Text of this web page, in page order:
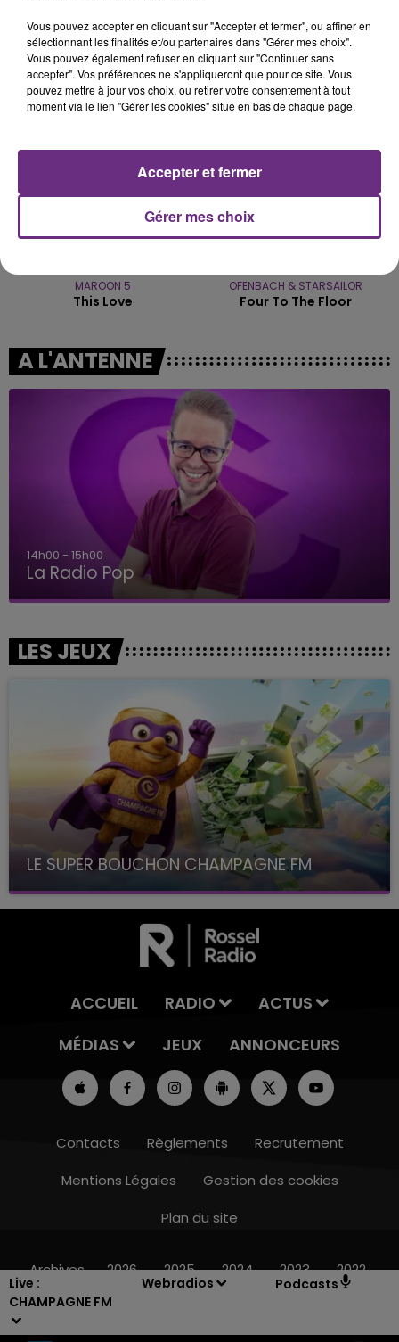
Live :
CHAMPAGNE FM
Webradios Podcasts
10h00 - 14h00
ALEX WARREN
Fever Dream
JUNGELI & EMMA
Juste Un Peu
20h27
20h27
MAROON 5
This Love
20h23
20h23
OFENBACH & STARSAILOR
Four To The Floor
A L'ANTENNE
14h00 - 15h00
La Radio Pop
LES JEUX
LE SUPER BOUCHON CHAMPAGNE FM
avec La Famille Champagne FM, à 8H10
ACCUEIL RADIO
ACTUS
MÉDIAS
JEUX ANNONCEURS
Contacts Règlements
Recrutement
Mentions Légales
Gestion des cookies
Plan du site
Archives 2026 2025 2024 2023 2022
Vous pouvez accepter en cliquant sur "Accepter et fermer", ou affiner en
sélectionnant les finalités et/ou partenaires dans "Gérer mes choix".
Vous pouvez également refuser en cliquant sur "Continuer sans
accepter". Vos préférences ne s'appliqueront que pour ce site. Vous
pouvez mettre à jour vos choix, ou retirer votre consentement à tout
moment via le lien "Gérer les cookies" situé en bas de chaque page.
Gérer mes choix
Accepter et fermer